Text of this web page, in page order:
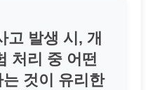
고 발생 시, 개
처리 중 어떤
것이 유리한